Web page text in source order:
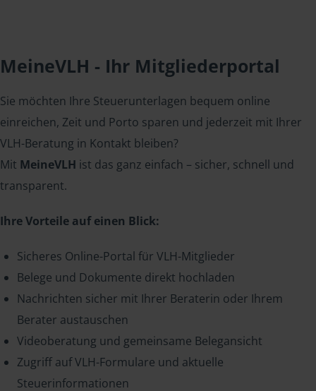
MeineVLH - Ihr Mitgliederportal
Sie möchten Ihre Steuerunterlagen bequem online
einreichen, Zeit und Porto sparen und jederzeit mit Ihrer
VLH-Beratung in Kontakt bleiben?
Mit MeineVLH ist das ganz einfach – sicher, schnell und
transparent.
Ihre Vorteile auf einen Blick:
Sicheres Online-Portal für VLH-Mitglieder
Belege und Dokumente direkt hochladen
Nachrichten sicher mit Ihrer Beraterin oder Ihrem
Berater austauschen
Videoberatung und gemeinsame Belegansicht
Zugriff auf VLH-Formulare und aktuelle
Steuerinformationen